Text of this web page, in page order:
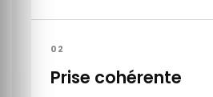
02
Prise cohérente